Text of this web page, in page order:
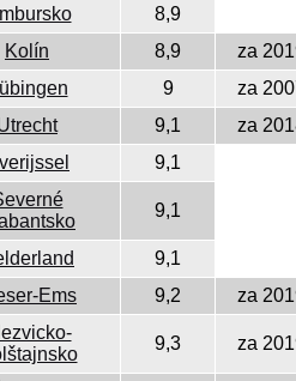
8,9
Kolín 8,9
za
9
za
9,1
za
9,1
9,1
9,1
Ems 9,2 za
9,3 za